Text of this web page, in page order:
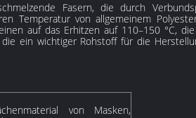
Fasern, die durch
Temperatur von allgemeinem
auf das Erhitzen auf 110–150 °C,
ein wichtiger Rohstoff für die
von Masken,